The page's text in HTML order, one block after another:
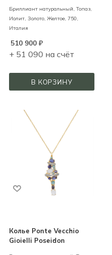
Бриллиант натуральный, Топаз,
Иолит, Золото, Желтое, 750,
Италия
510 900₽
+ 51 090 на счёт
В КОРЗИНУ
Колье Ponte Vecchio
Gioielli Poseidon